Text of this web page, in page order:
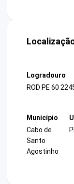
Logradouro
ROD PE 60
Município
Cabo de
Santo
Agostinho